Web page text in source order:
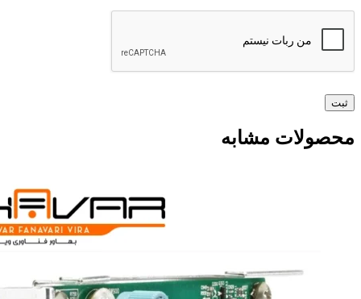
محصولات مشابه